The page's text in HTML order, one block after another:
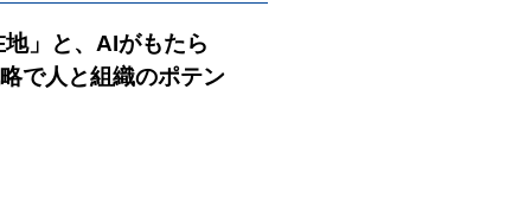
」と、AIがもたら
で人と組織のポテン